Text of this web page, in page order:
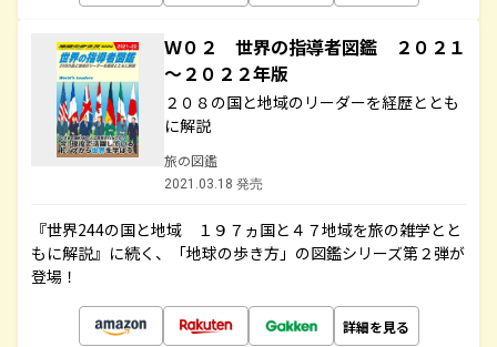
Ｗ０２ 世界の指導者図鑑 ２０２１
～２０２２年版
２０８の国と地域のリーダーを経歴ととも
に解説
旅の図鑑
2021.03.18 発売
『世界244の国と地域 １９７ヵ国と４７地域を旅の雑学とと
もに解説』に続く、「地球の歩き方」の図鑑シリーズ第２弾が
登場！
詳細を見る